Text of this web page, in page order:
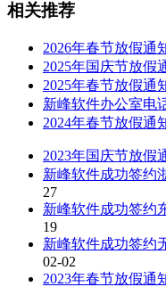
相关推荐
2026年春节放假通
2025年国庆节放假
2025年春节放假通
新峰软件办公室电
2024年春节放假通
2023年国庆节放假
新峰软件成功签约
27
新峰软件成功签约
19
新峰软件成功签约
02-02
2023年春节放假通